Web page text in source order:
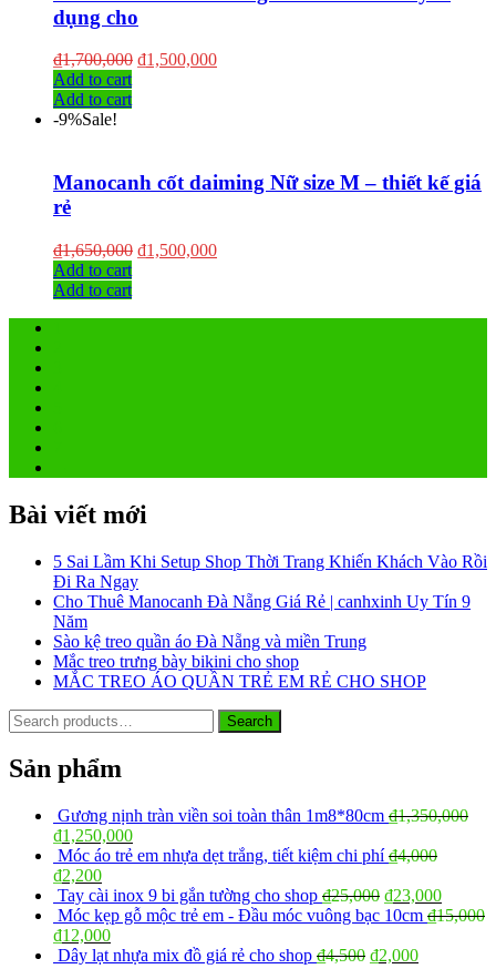
dụng cho
₫1,700,000 ₫1,500,000
Add to cart
Add to cart
-9%Sale!
Manocanh cốt daiming Nữ size M – thiết kế giá
rẻ
₫1,650,000 ₫1,500,000
Add to cart
Add to cart
Bài viết mới
5 Sai Lầm Khi Setup Shop Thời Trang Khiến Khách Vào Rồi
Đi Ra Ngay
Cho Thuê Manocanh Đà Nẵng Giá Rẻ | canhxinh Uy Tín 9
Năm
Sào kệ treo quần áo Đà Nẵng và miền Trung
Mắc treo trưng bày bikini cho shop
MẮC TREO ÁO QUẦN TRẺ EM RẺ CHO SHOP
Search
for:
Search
Sản phẩm
Gương nịnh tràn viền soi toàn thân 1m8*80cm ₫1,350,000
₫1,250,000
Móc áo trẻ em nhựa dẹt trắng, tiết kiệm chi phí ₫4,000
₫2,200
Tay cài inox 9 bi gắn tường cho shop ₫25,000 ₫23,000
Móc kẹp gỗ mộc trẻ em - Đầu móc vuông bạc 10cm ₫15,000
₫12,000
Dây lạt nhựa mix đồ giá rẻ cho shop ₫4,500 ₫2,000